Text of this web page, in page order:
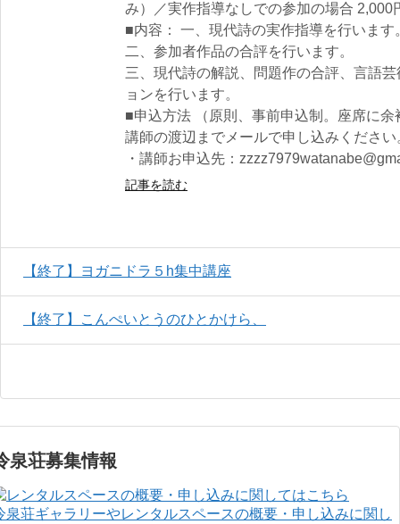
み）／実作指導なしでの参加の場合 2,000
■内容： 一、現代詩の実作指導を行います
二、参加者作品の合評を行います。
三、現代詩の解説、問題作の合評、言語
ョンを行います。
■申込方法 （原則、事前申込制。座席に
講師の渡辺までメールで申し込みください
・講師お申込先：
記事を読む
【終了】ヨガニドラ５h集中講座
【終了】こんぺいとうのひとかけら、
泉荘募集情報
泉荘ギャラリーやレンタルスペースの概要・申し込みに関し